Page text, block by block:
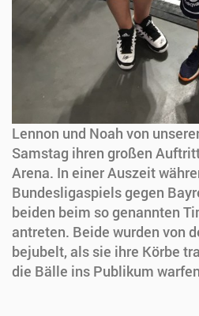
Lennon und Noah von
Samstag ihren großen
Arena. In einer Auszeit
Bundesligaspiels gegen
beiden beim so genannten
antreten. Beide wurden von
bejubelt, als sie ihre Körbe
die Bälle ins Publikum